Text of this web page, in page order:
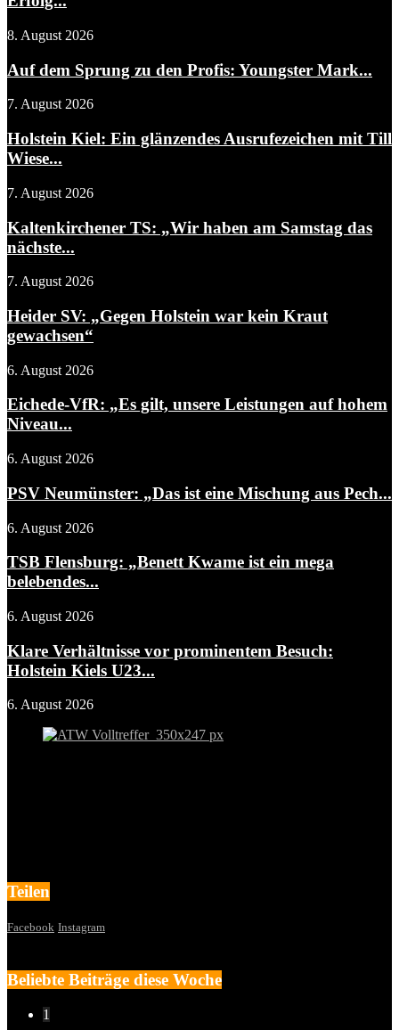
8. August 2026
Auf dem Sprung zu den Profis: Youngster Mark...
7. August 2026
Holstein Kiel: Ein glänzendes Ausrufezeichen mit Till
Wiese...
7. August 2026
Kaltenkirchener TS: „Wir haben am Samstag das
nächste...
7. August 2026
Heider SV: „Gegen Holstein war kein Kraut
gewachsen“
6. August 2026
Eichede-VfR: „Es gilt, unsere Leistungen auf hohem
Niveau...
6. August 2026
PSV Neumünster: „Das ist eine Mischung aus Pech...
6. August 2026
TSB Flensburg: „Benett Kwame ist ein mega
belebendes...
6. August 2026
Klare Verhältnisse vor prominentem Besuch:
Holstein Kiels U23...
6. August 2026
Teilen
Facebook Instagram
Beliebte Beiträge diese Woche
1